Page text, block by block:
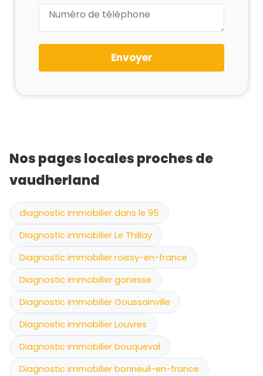
Envoyer
Nos pages locales proches de
vaudherland
diagnostic immobilier dans le 95
Diagnostic immobilier Le Thillay
Diagnostic immobilier roissy-en-france
Diagnostic immobilier gonesse
Diagnostic immobilier Goussainville
Diagnostic immobilier Louvres
Diagnostic immobilier bouqueval
Diagnostic immobilier bonneuil-en-france